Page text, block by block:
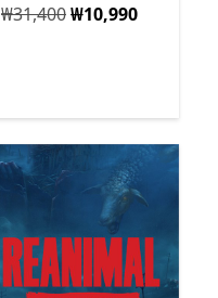
원래 ₩31,400 지금 ₩10,990
₩31,400₩10,990